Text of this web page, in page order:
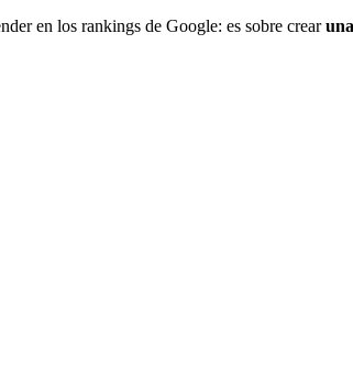
en los rankings de Google: es sobre crear